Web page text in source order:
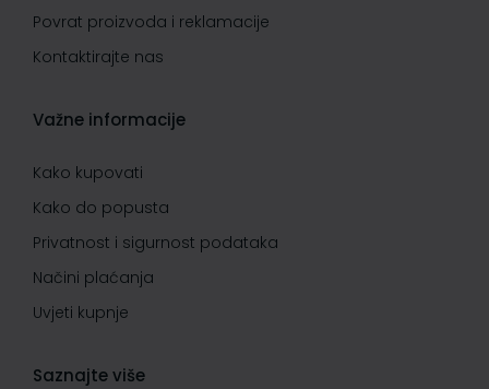
Povrat proizvoda i reklamacije
Kontaktirajte nas
Važne informacije
Kako kupovati
Kako do popusta
Privatnost i sigurnost podataka
Načini plaćanja
Uvjeti kupnje
Saznajte više